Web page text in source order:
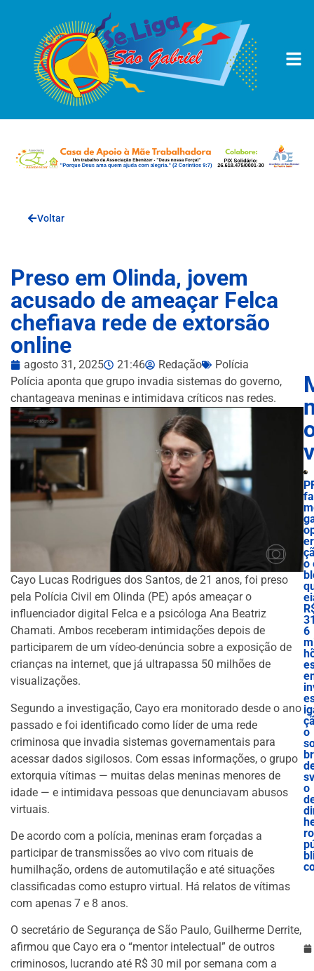
Voltar
Preso em Olinda, jovem
acusado de ameaçar Felca
chefiava rede de extorsão
online
agosto 31, 2025 21:46 Redação
Polícia
Polícia aponta que grupo invadia sistemas do governo,
chantageava meninas e intimidava críticos nas redes.
Cayo Lucas Rodrigues dos Santos, de 21 anos, foi preso
pela Polícia Civil em Olinda (PE) após ameaçar o
influenciador digital Felca e a psicóloga Ana Beatriz
Chamati. Ambos receberam intimidações depois de
participarem de um vídeo-denúncia sobre a exposição de
crianças na internet, que já ultrapassa 50 milhões de
visualizações.
Segundo a investigação, Cayo era monitorado desde o ano
passado e foi identificado como líder de uma rede
criminosa que invadia sistemas governamentais para
acessar dados sigilosos. Com essas informações, o grupo
extorquia vítimas — muitas delas meninas menores de
idade — e intimidava pessoas que denunciavam abusos
virtuais.
De acordo com a polícia, meninas eram forçadas a
participar de transmissões ao vivo com rituais de
humilhação, ordens de automutilação e até situações
classificadas como estupro virtual. Há relatos de vítimas
com apenas 7 e 8 anos.
O secretário de Segurança de São Paulo, Guilherme Derrite,
afirmou que Cayo era o “mentor intelectual” de outros
criminosos, lucrando até R$ 30 mil por semana com a
o
6
o
o
ro